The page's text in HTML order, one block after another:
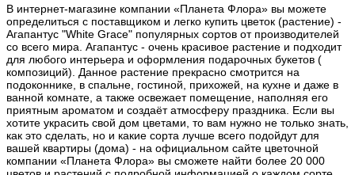
В интернет-магазине компании «Планета Флора» вы можете
определиться с поставщиком и легко купить цветок (растение) -
Агапантус "White Grace" популярных сортов от производителей
со всего мира. Агапантус - очень красивое растение и подходит
для любого интерьера и оформления подарочных букетов (
композиций). Данное растение прекрасно смотрится на
подоконнике, в спальне, гостиной, прихожей, на кухне и даже в
ванной комнате, а также освежает помещение, наполняя его
приятным ароматом и создаёт атмосферу праздника. Если вы
хотите украсить свой дом цветами, то вам нужно не только знать,
как это сделать, но и какие сорта лучше всего подойдут для
вашей квартиры (дома) - на официальном сайте цветочной
компании «Планета Флора» вы сможете найти более 20 000